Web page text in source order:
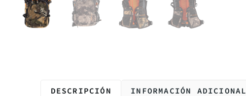
DESCRIPCIÓN INFORMACIÓN ADICIONAL